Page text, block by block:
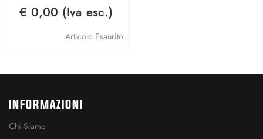
€ 0,00 (Iva esc.)
Articolo Esaurito
INFORMAZIONI
Chi Siamo